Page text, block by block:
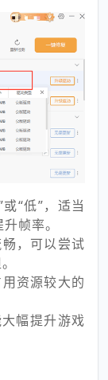
“低”，适当
帧率。
，可以尝试
资源较大的
幅提升游戏